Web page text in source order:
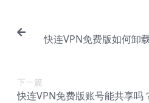
快连VPN免费版如何卸
下一篇
快连VPN免费版账号能共享吗